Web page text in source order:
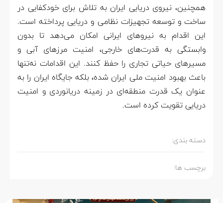
همچنین، نیروی دریایی ایران به تلاش برای خودکفایی در
ساخت و توسعه تجهیزات نظامی و دریایی پرداخته است.
این اقدام به نیروهای ایرانی امکان می‌دهد تا بدون
وابستگی به قدرت‌های خارجی، امنیت مرزهای آبی و
مسیرهای حیاتی تجاری را حفظ کنند. این اقدامات نه‌تنها
باعث بهبود امنیت ملی ایران شده، بلکه جایگاه ایران را به
عنوان یک قدرت منطقه‌ای در زمینه دریانوردی و امنیت
دریایی تقویت کرده است.
دسته بندی:
برچسب ها: